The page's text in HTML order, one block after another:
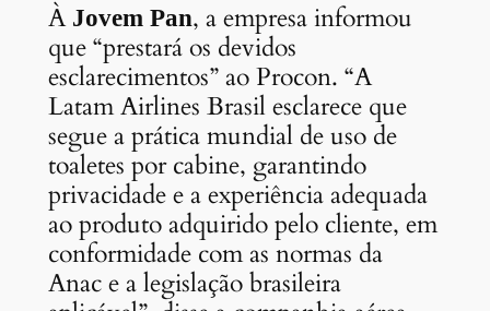
À Jovem Pan, a empresa informou
que “prestará os devidos
esclarecimentos” ao Procon. “A
Latam Airlines Brasil esclarece que
segue a prática mundial de uso de
toaletes por cabine, garantindo
privacidade e a experiência adequada
ao produto adquirido pelo cliente, em
conformidade com as normas da
Anac e a legislação brasileira